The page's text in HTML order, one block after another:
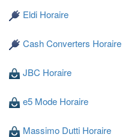
Eldi Horaire
Cash Converters Horaire
JBC Horaire
e5 Mode Horaire
Massimo Dutti Horaire